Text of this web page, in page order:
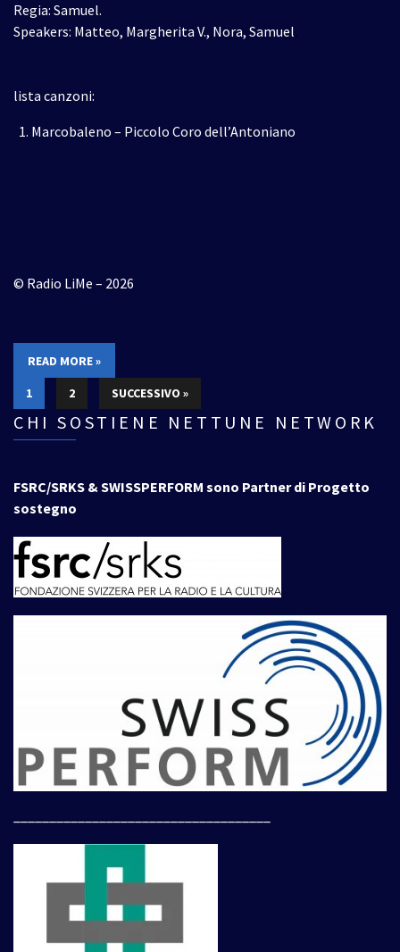
Regia: Samuel.
Speakers: Matteo, Margherita V., Nora, Samuel.
lista canzoni:
Marcobaleno – Piccolo Coro dell’Antoniano
© Radio LiMe – 2026
READ MORE »
1
2 SUCCESSIVO »
CHI SOSTIENE NETTUNE NETWORK
FSRC/SRKS & SWISSPERFORM sono Partner di Progetto
sostegno